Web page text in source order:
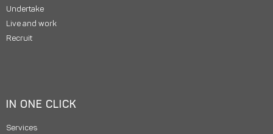
Undertake
Live and work
Recruit
IN ONE CLICK
Services